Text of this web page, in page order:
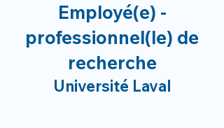
Employé(e) -
professionnel(le) de
recherche
Université Laval